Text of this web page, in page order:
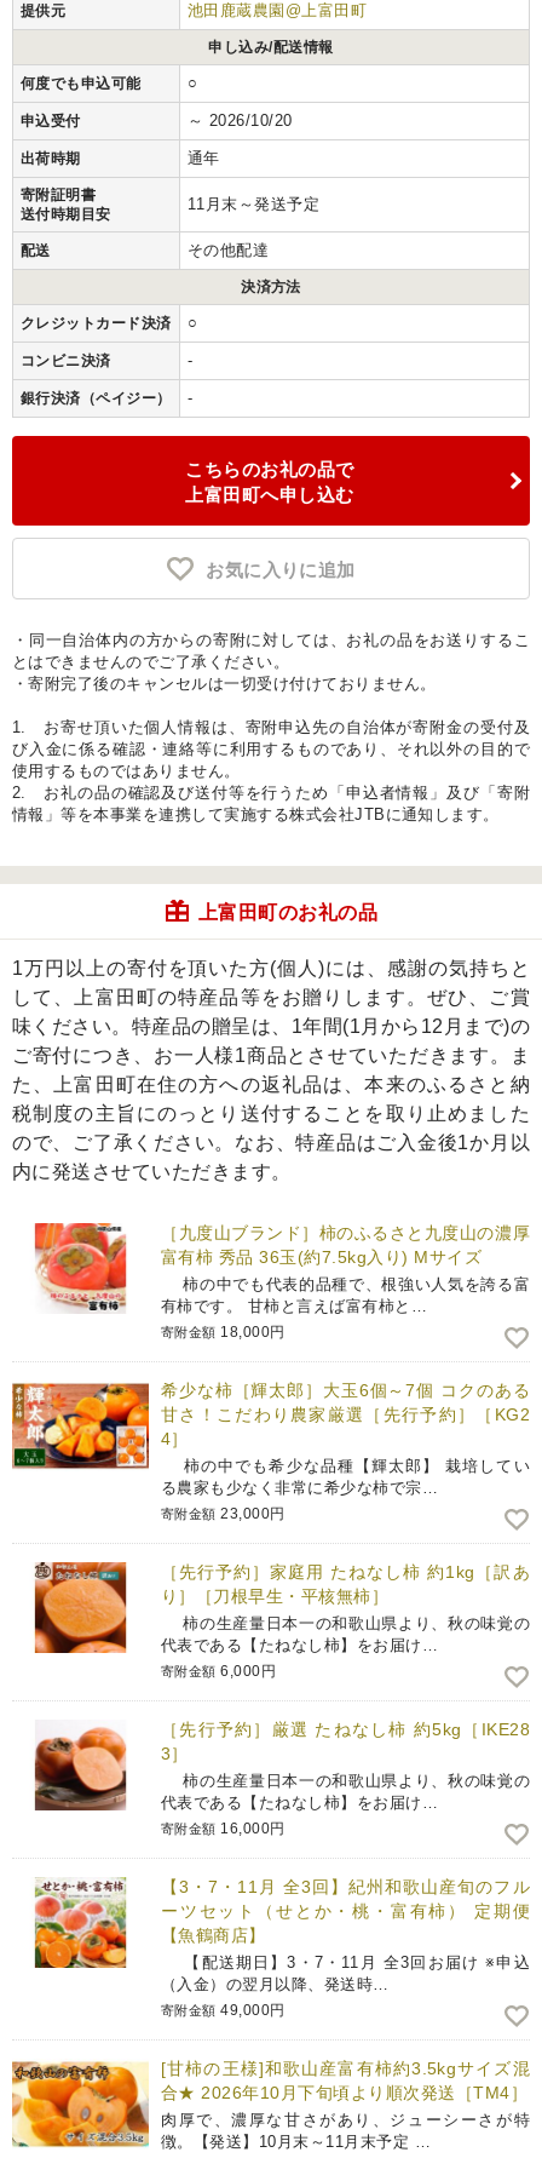
提供元 池田鹿蔵農園@上富田町
申し込み/配送情報
何度でも申込可能 ○
申込受付 ～ 2026/10/20
出荷時期 通年
寄附証明書
送付時期目安
11月末～発送予定
配送 その他配達
決済方法
クレジットカード決済 ○
コンビニ決済 -
銀行決済（ペイジー） -
こちらのお礼の品で
上富田町へ申し込む
お気に入りに追加
・同一自治体内の方からの寄附に対しては、お礼の品をお送りするこ
とはできませんのでご了承ください。
・寄附完了後のキャンセルは一切受け付けておりません。
1. お寄せ頂いた個人情報は、寄附申込先の自治体が寄附金の受付及
び入金に係る確認・連絡等に利用するものであり、それ以外の目的で
使用するものではありません。
2. お礼の品の確認及び送付等を行うため「申込者情報」及び「寄附
情報」等を本事業を連携して実施する株式会社JTBに通知します。
上富田町のお礼の品
1万円以上の寄付を頂いた方(個人)には、感謝の気持ちと
して、上富田町の特産品等をお贈りします。ぜひ、ご賞
味ください。特産品の贈呈は、1年間(1月から12月まで)の
ご寄付につき、お一人様1商品とさせていただきます。ま
た、上富田町在住の方への返礼品は、本来のふるさと納
税制度の主旨にのっとり送付することを取り止めました
ので、ご了承ください。なお、特産品はご入金後1か月以
内に発送させていただきます。
［九度山ブランド］柿のふるさと九度山の濃厚
富有柿 秀品 36玉(約7.5kg入り) Mサイズ
柿の中でも代表的品種で、根強い人気を誇る富
有柿です。 甘柿と言えば富有柿と…
寄附金額 18,000円
希少な柿［輝太郎］大玉6個～7個 コクのある
甘さ！こだわり農家厳選［先行予約］［KG2
4］
柿の中でも希少な品種【輝太郎】 栽培してい
る農家も少なく非常に希少な柿で宗…
寄附金額 23,000円
［先行予約］家庭用 たねなし柿 約1kg［訳あ
り］［刀根早生・平核無柿］
柿の生産量日本一の和歌山県より、秋の味覚の
代表である【たねなし柿】をお届け…
寄附金額 6,000円
［先行予約］厳選 たねなし柿 約5kg［IKE28
3］
柿の生産量日本一の和歌山県より、秋の味覚の
代表である【たねなし柿】をお届け…
寄附金額 16,000円
【3・7・11月 全3回】紀州和歌山産旬のフル
ーツセット（せとか・桃・富有柿） 定期便
【魚鶴商店】
【配送期日】3・7・11月 全3回お届け ※申込
（入金）の翌月以降、発送時…
寄附金額 49,000円
[甘柿の王様]和歌山産富有柿約3.5kgサイズ混
合★ 2026年10月下旬頃より順次発送［TM4］
肉厚で、濃厚な甘さがあり、ジューシーさが特
徴。【発送】10月末～11月末予定 …